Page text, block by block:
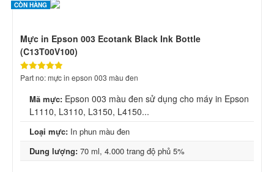
CÒN HÀNG
Mực in Epson 003 Ecotank Black Ink Bottle
(C13T00V100)
Part no: mực in epson 003 màu đen
Mã mực: Epson 003 màu đen sử dụng cho máy in Epson
L1110, L3110, L3150, L4150...
Loại mực: In phun màu đen
Dung lượng: 70 ml, 4.000 trang độ phủ 5%